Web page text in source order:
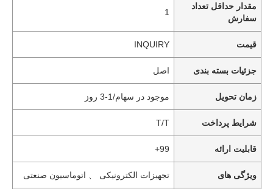
مقدار حداقل تعداد
سفارش
1
قیمت INQUIRY
جزئیات بسته بندی اصل
زمان تحویل موجود در سهام/1-3 روز
شرایط پرداخت T/T
قابلیت ارائه 99+
ویژگی های تجهیزات الکترونیکی 、 اتوماسیون صنعتی